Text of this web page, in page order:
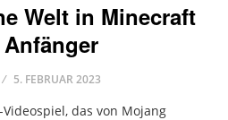
Welt in Minecraft
5. FEBRUAR 2023
das von Mojang